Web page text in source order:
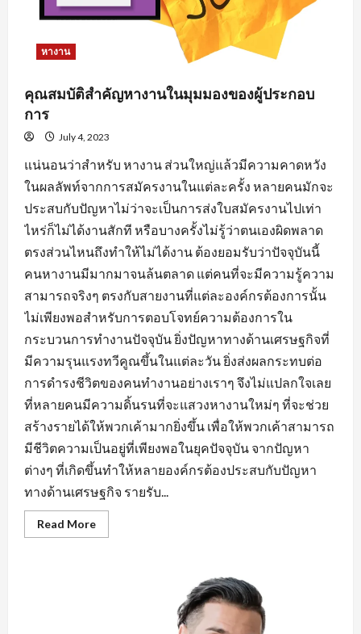
หางาน
คุณสมบัติสำคัญหางานในมุมมองของผู้ประกอบ
การ
July 4, 2023
แน่นอนว่าสำหรับ หางาน ส่วนใหญ่แล้วมีความคาดหวัง
ในผลลัพท์จากการสมัครงานในแต่ละครั้ง หลายคนมักจะ
ประสบกับปัญหาไม่ว่าจะเป็นการส่งใบสมัครงานไปเท่า
ไหร่ก็ไม่ได้งานสักที หรือบางครั้งไม่รู้ว่าตนเองผิดพลาด
ตรงส่วนไหนถึงทำให้ไม่ได้งาน ต้องยอมรับว่าปัจจุบันนี้
คนหางานมีมากมาจนล้นตลาด แต่คนที่จะมีความรู้ความ
สามารถจริงๆ ตรงกับสายงานที่แต่ละองค์กรต้องการนั้น
ไม่เพียงพอสำหรับการตอบโจทย์ความต้องการใน
กระบวนการทำงานปัจจุบัน ยิ่งปัญหาทางด้านเศรษฐกิจที่
มีความรุนแรงทวีคูณขึ้นในแต่ละวัน ยิ่งส่งผลกระทบต่อ
การดำรงชีวิตของคนทำงานอย่างเราๆ จึงไม่แปลกใจเลย
ที่หลายคนมีความดิ้นรนที่จะแสวงหางานใหม่ๆ ที่จะช่วย
สร้างรายได้ให้พวกเค้ามากยิ่งขึ้น เพื่อให้พวกเค้าสามารถ
มีชีวิตความเป็นอยู่ที่เพียงพอในยุคปัจจุบัน จากปัญหา
ต่างๆ ที่เกิดขึ้นทำให้หลายองค์กรต้องประสบกับปัญหา
ทางด้านเศรษฐกิจ รายรับ...
Read MoreRead
more